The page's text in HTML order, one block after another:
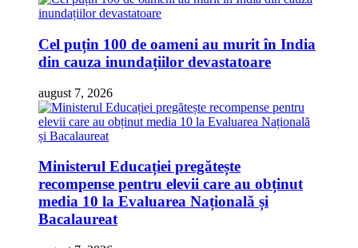
Cel puțin 100 de oameni au murit în India
din cauza inundațiilor devastatoare
august 7, 2026
Ministerul Educației pregătește
recompense pentru elevii care au obținut
media 10 la Evaluarea Națională și
Bacalaureat